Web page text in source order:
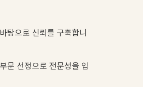
탕으로 신뢰를 구축합니
문 선정으로 전문성을 입